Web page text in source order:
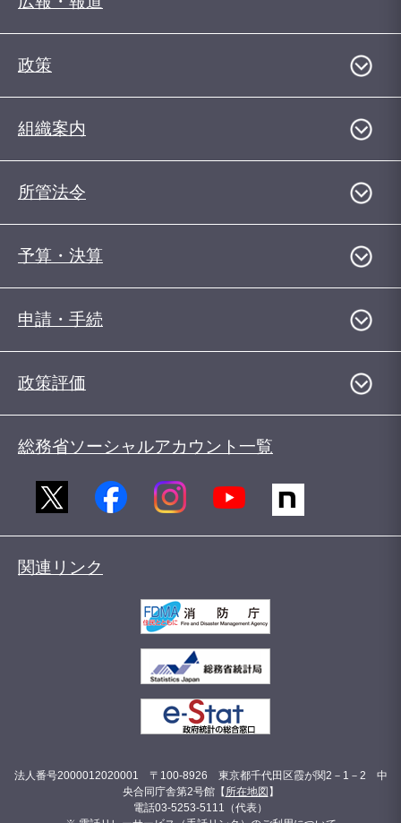
政策
組織案内
所管法令
予算・決算
申請・手続
政策評価
総務省ソーシャルアカウント一覧
関連リンク
法人番号2000012020001 〒100-8926 東京都千代田区霞が関2－1－2 中
央合同庁舎第2号館【 所在地図 】
電話03-5253-5111（代表）